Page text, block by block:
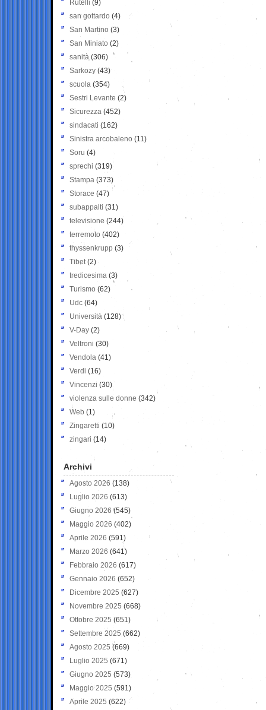
Rutelli (9)
san gottardo (4)
San Martino (3)
San Miniato (2)
sanità (306)
Sarkozy (43)
scuola (354)
Sestri Levante (2)
Sicurezza (452)
sindacati (162)
Sinistra arcobaleno (11)
Soru (4)
sprechi (319)
Stampa (373)
Storace (47)
subappalti (31)
televisione(244)
terremoto (402)
thyssenkrupp (3)
Tibet(2)
tredicesima (3)
Turismo (62)
Udc (64)
Università (128)
V-Day (2)
Veltroni (30)
Vendola (41)
Verdi (16)
Vincenzi (30)
violenza sulle donne (342)
Web (1)
Zingaretti (10)
zingari (14)
Archivi
Agosto 2026 (138)
Luglio 2026 (613)
Giugno 2026 (545)
Maggio 2026 (402)
Aprile 2026 (591)
Marzo 2026 (641)
Febbraio 2026 (617)
Gennaio 2026 (652)
Dicembre 2025 (627)
Novembre 2025 (668)
Ottobre 2025 (651)
Settembre 2025 (662)
Agosto 2025 (669)
Luglio 2025 (671)
Giugno 2025 (573)
Maggio 2025 (591)
Aprile 2025 (622)